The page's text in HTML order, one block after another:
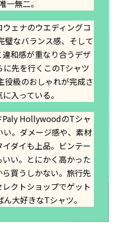
一無二。
ェナのウエディングコ
璧なバランス感、そして
和感が重なり合うデザ
に先を行くこのTシャツ
役級のおしゃれが完成さ
入っている。
HollywoodのTシャ
い。ダメージ感や、素材
ダイも上品。ビンテー
い。とにかく高かった
買うしかない。旅行先
クトショップでゲット
大好きなTシャツ。